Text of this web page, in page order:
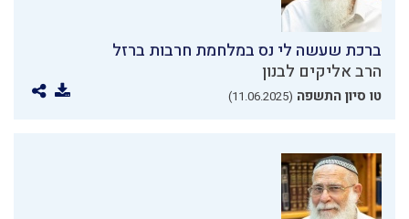
ברכת שעשה לי נס במלחמת חרבות ברזל
הרב אליקים לבנון
טו סיון התשפה (11.06.2025)